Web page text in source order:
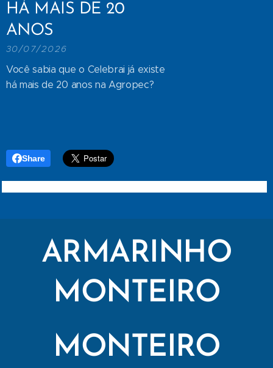
HÁ MAIS DE 20
ANOS
30/07/2026
Você sabia que o Celebrai já existe
há mais de 20 anos na Agropec?
Share
ARMARINHO
MONTEIRO
MONTEIRO